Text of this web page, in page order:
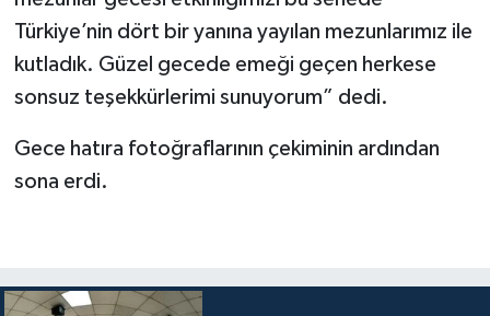
Türkiye’nin dört bir yanına yayılan mezunlarımız ile
kutladık. Güzel gecede emeği geçen herkese
sonsuz teşekkürlerimi sunuyorum” dedi.
Gece hatıra fotoğraflarının çekiminin ardından
sona erdi.